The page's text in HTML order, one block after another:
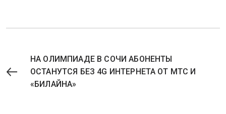
НА ОЛИМПИАДЕ В СОЧИ АБОНЕНТЫ
ОСТАНУТСЯ БЕЗ 4G ИНТЕРНЕТА ОТ МТС И
«БИЛАЙНА»